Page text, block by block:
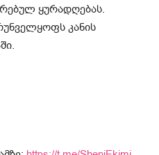
ყურადღებას.
კანის